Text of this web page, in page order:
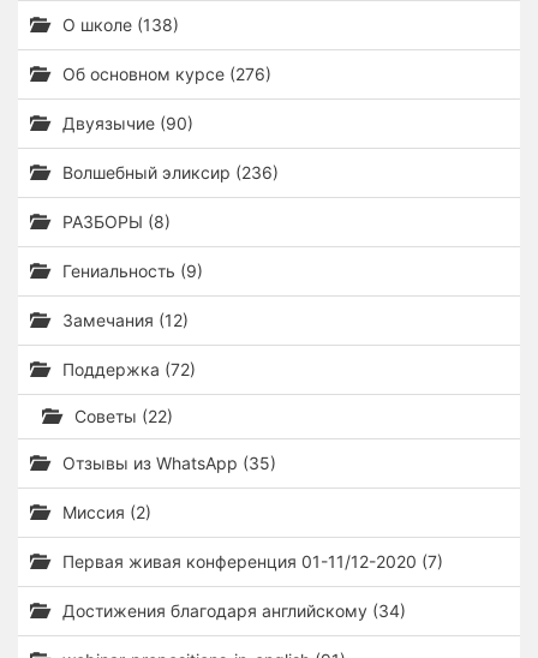
О школе (138)
Об основном курсе (276)
Двуязычие (90)
Волшебный эликсир (236)
РАЗБОРЫ (8)
Гениальность (9)
Замечания (12)
Поддержка (72)
Советы (22)
Отзывы из WhatsApp (35)
Миссия (2)
Первая живая конференция 01-11/12-2020 (7)
Достижения благодаря английскому (34)